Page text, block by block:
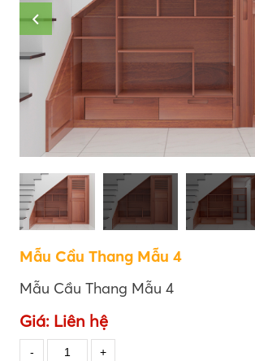
Mẫu Cầu Thang Mẫu 4
Mẫu Cầu Thang Mẫu 4
Giá: Liên hệ